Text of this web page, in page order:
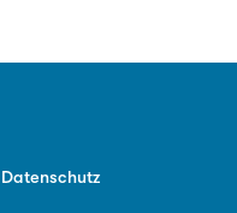
Datenschutz